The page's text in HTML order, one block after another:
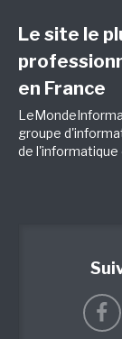
Le site le
en France
groupe
de l'informatique